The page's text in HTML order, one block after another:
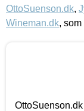
OttoSuenson.dk,
Wineman.dk,